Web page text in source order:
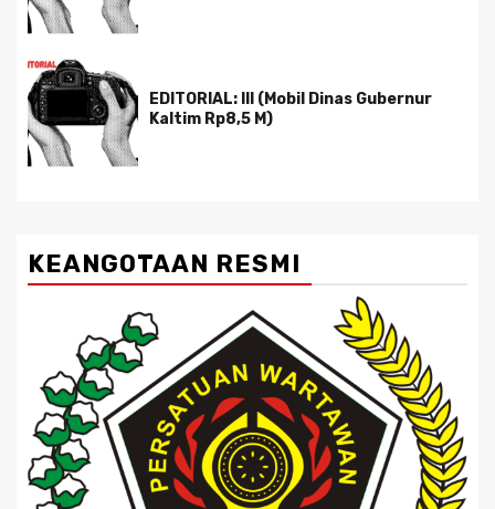
EDITORIAL: III (Mobil Dinas Gubernur
Kaltim Rp8,5 M)
KEANGOTAAN RESMI